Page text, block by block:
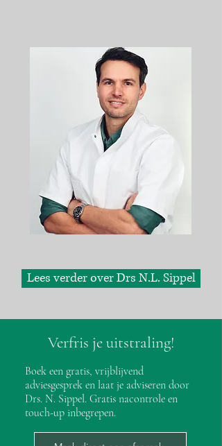
Lees verder over Drs N.L. Sippel
Verfris je uitstraling!
Boek een gratis, vrijblijvend
adviesgesprek en laat je adviseren door
Drs. N. Sippel. Gratis nacontrole en
touch-up inbegrepen.